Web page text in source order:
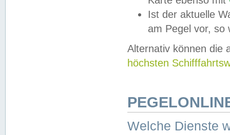
Ist der aktuelle
am Pegel vor,
Alternativ können die
höchsten
Welche Dienste